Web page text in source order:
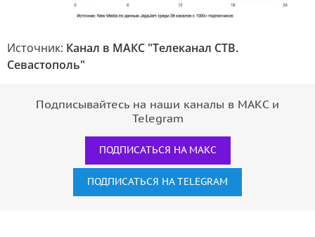
Источник: Канал в МАКС "Телеканал CТВ.
Севастополь"
Подписывайтесь на наши каналы в МАКС и
Telegram
ПОДПИСАТЬСЯ НА МАКС
ПОДПИСАТЬСЯ НА TELEGRAM